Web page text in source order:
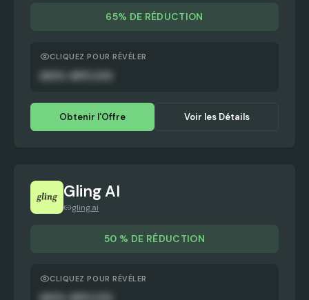
65% DE RÉDUCTION
CLIQUEZ POUR RÉVÉLER
Obtenir l'Offre Voir les Détails
Gling AI
gling.ai
50 % DE RÉDUCTION
CLIQUEZ POUR RÉVÉLER